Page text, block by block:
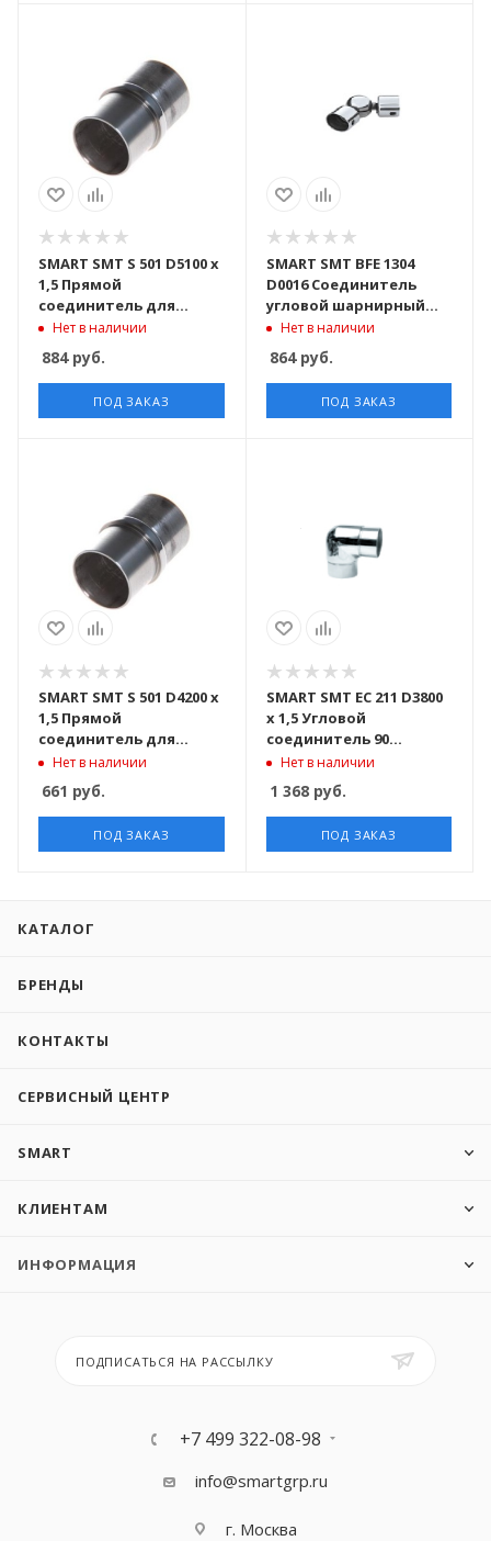
SMART SMT S 501 D5100 x
1,5 Прямой
соединитель для
трубы D50,8 x 1,5 mm
марка стали AISI 304
Нет в наличии
884руб.
ПОД ЗАКАЗ
SMART SMT BFE 1304
D0016 Соединитель
угловой шарнирный
для ригеля D16 mm
Нет в наличии
864руб.
ПОД ЗАКАЗ
SMART SMT S 501 D4200 x
1,5 Прямой
соединитель для
трубы D42,4 x 1,5 mm
марка стали AISI 304
Нет в наличии
661 руб.
ПОД ЗАКАЗ
SMART SMT EC 211 D3800
x 1,5 Угловой
соединитель 90
градусов, для трубы
D38,1 x 1,5 mm марка
стали AISI 304
Нет в наличии
1 368руб.
ПОД ЗАКАЗ
КАТАЛОГ
БРЕНДЫ
КОНТАКТЫ
СЕРВИСНЫЙ ЦЕНТР
SMART
КЛИЕНТАМ
ИНФОРМАЦИЯ
ПОДПИСАТЬСЯ НА РАССЫЛКУ
+7 499 322-08-98
info@smartgrp.ru
г. Москва